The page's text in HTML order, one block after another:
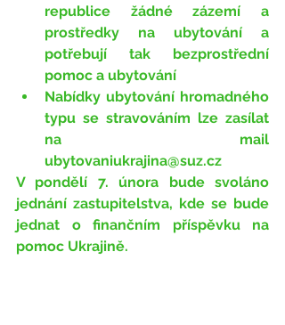
republice žádné zázemí a
prostředky na ubytování a
potřebují tak bezprostřední
pomoc a ubytování
Nabídky ubytování hromadného
typu se stravováním lze zasílat
na mail
ubytovaniukrajina@suz.cz
V pondělí 7. února bude svoláno
jednání zastupitelstva, kde se bude
jednat o finančním příspěvku na
pomoc Ukrajině.